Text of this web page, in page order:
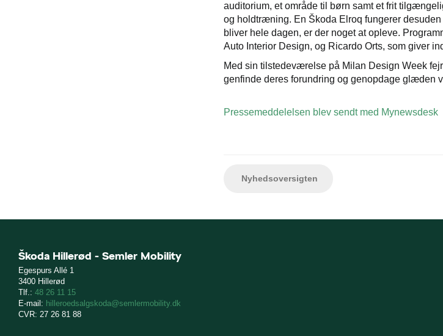
auditorium, et område til børn samt et frit
og holdtræning. En Škoda Elroq fungerer
bliver hele dagen, er der noget at opleve.
Auto Interior Design, og Ricardo Orts, som giver
Med sin tilstedeværelse på Milan Design Week
genfinde deres forundring og genopdage glæden
Pressemeddelelsen blev sendt med Mynewsdesk
Nyhedsoversigten
Škoda Hillerød - Semler Mobility
Egespurs Allé 1
3400 Hillerød
Tlf.: 48 26 11 15
E-mail: hilleroedsalgskoda@semlermobility.dk
CVR: 27 26 81 88